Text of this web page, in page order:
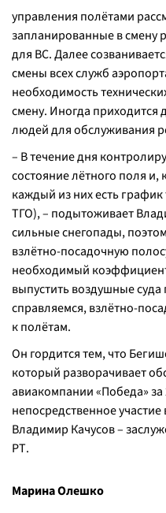
управления полётами
запланированные в смену
для ВС. Далее
смены всех служб
необходимость
смену. Иногда
людей для обслуживания
– В течение дня
состояние лётного поля
каждый из них есть
ТГО), – подытоживает
сильные снегопады,
взлётно-посадочную
необходимый
выпустить воздушные
справляемся, взлётно-
к полётам.
Он гордится тем, что
который разворачивает
авиакомпании «Победа»
непосредственное
Владимир Качусов –
РТ.
Марина Олешко